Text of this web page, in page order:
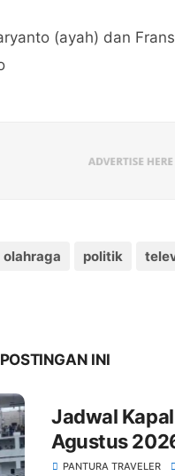
(ayah) dan
olahraga politik
INI
Jadwal
Agustus
PANTURA TRAVELER